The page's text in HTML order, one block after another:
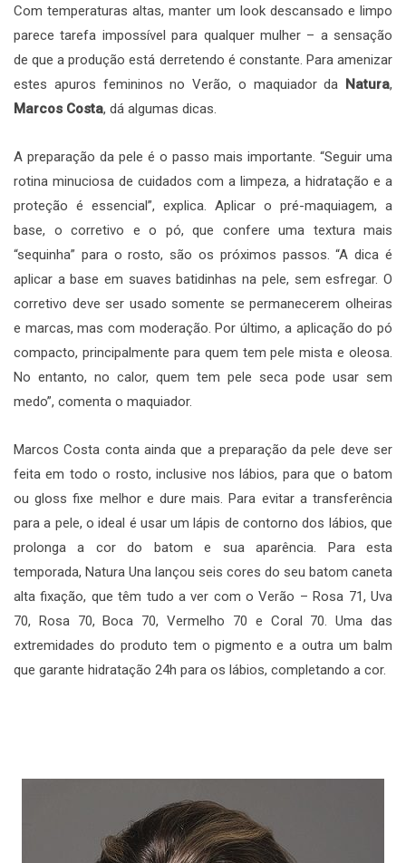
Com temperaturas altas, manter um look descansado e limpo
parece tarefa impossível para qualquer mulher – a sensação
de que a produção está derretendo é constante. Para amenizar
estes apuros femininos no Verão, o maquiador da Natura,
Marcos Costa, dá algumas dicas.
A preparação da pele é o passo mais importante. “Seguir uma
rotina minuciosa de cuidados com a limpeza, a hidratação e a
proteção é essencial”, explica. Aplicar o pré-maquiagem, a
base, o corretivo e o pó, que confere uma textura mais
“sequinha” para o rosto, são os próximos passos. “A dica é
aplicar a base em suaves batidinhas na pele, sem esfregar. O
corretivo deve ser usado somente se permanecerem olheiras
e marcas, mas com moderação. Por último, a aplicação do pó
compacto, principalmente para quem tem pele mista e oleosa.
No entanto, no calor, quem tem pele seca pode usar sem
medo”, comenta o maquiador.
Marcos Costa conta ainda que a preparação da pele deve ser
feita em todo o rosto, inclusive nos lábios, para que o batom
ou gloss fixe melhor e dure mais. Para evitar a transferência
para a pele, o ideal é usar um lápis de contorno dos lábios, que
prolonga a cor do batom e sua aparência. Para esta
temporada, Natura Una lançou seis cores do seu batom caneta
alta fixação, que têm tudo a ver com o Verão – Rosa 71, Uva
70, Rosa 70, Boca 70, Vermelho 70 e Coral 70. Uma das
extremidades do produto tem o pigmento e a outra um balm
que garante hidratação 24h para os lábios, completando a cor.